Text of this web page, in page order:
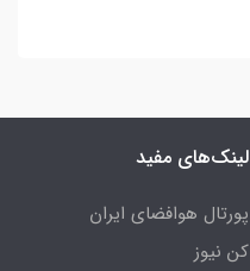
لینک‌های مفید
پورتال هوافضای ایران
کن نیوز